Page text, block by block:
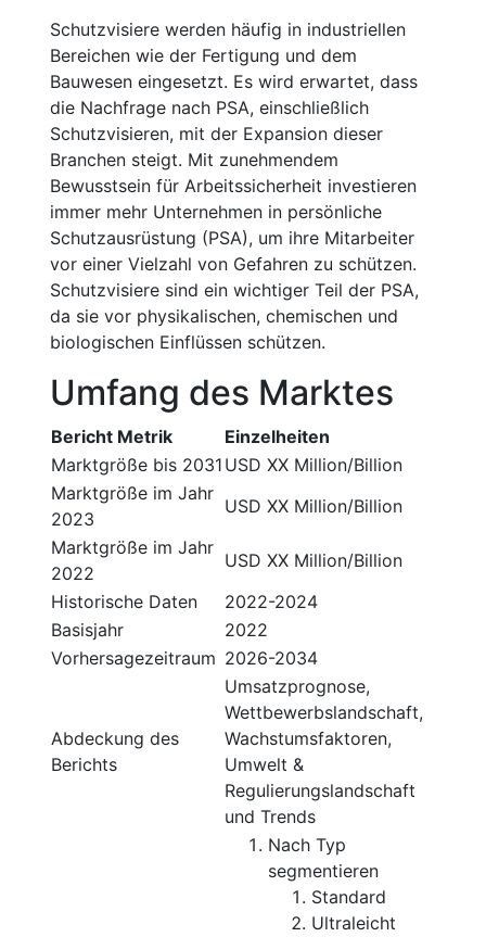
Schutzvisiere werden häufig in industriellen
Bereichen wie der Fertigung und dem
Bauwesen eingesetzt. Es wird erwartet, dass
die Nachfrage nach PSA, einschließlich
Schutzvisieren, mit der Expansion dieser
Branchen steigt. Mit zunehmendem
Bewusstsein für Arbeitssicherheit investieren
immer mehr Unternehmen in persönliche
Schutzausrüstung (PSA), um ihre Mitarbeiter
vor einer Vielzahl von Gefahren zu schützen.
Schutzvisiere sind ein wichtiger Teil der PSA,
da sie vor physikalischen, chemischen und
biologischen Einflüssen schützen.
Umfang des Marktes
Bericht Metrik
Einzelheiten
Marktgröße bis 2031 USD XX Million/Billion
Marktgröße im Jahr
2023
USD XX Million/Billion
Marktgröße im Jahr
2022
USD XX Million/Billion
Historische Daten
2022-2024
Basisjahr
2022
Vorhersagezeitraum 2026-2034
Abdeckung des
Berichts
Umsatzprognose,
Wettbewerbslandschaft,
Wachstumsfaktoren,
Umwelt &
Regulierungslandschaft
und Trends
Nach Typ
segmentieren
Standard
Ultraleicht